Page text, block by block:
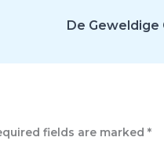
fields are marked *